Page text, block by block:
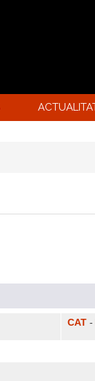
CAT -